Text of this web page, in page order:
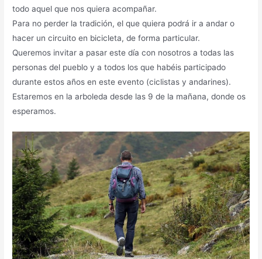
todo aquel que nos quiera acompañar.
Para no perder la tradición, el que quiera podrá ir a andar o
hacer un circuito en bicicleta, de forma particular.
Queremos invitar a pasar este día con nosotros a todas las
personas del pueblo y a todos los que habéis participado
durante estos años en este evento (ciclistas y andarines).
Estaremos en la arboleda desde las 9 de la mañana, donde os
esperamos.